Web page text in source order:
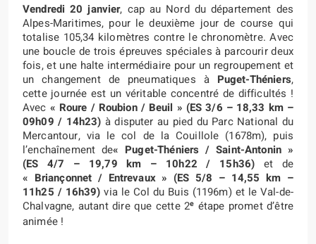
Vendredi 20 janvier, cap au Nord du département des
Alpes-Maritimes, pour le deuxième jour de course qui
totalise 105,34 kilomètres contre le chronomètre. Avec
une boucle de trois épreuves spéciales à parcourir deux
fois, et une halte intermédiaire pour un regroupement et
un changement de pneumatiques à Puget-Théniers,
cette journée est un véritable concentré de difficultés !
Avec « Roure / Roubion / Beuil » (ES 3/6 – 18,33 km –
09h09 / 14h23) à disputer au pied du Parc National du
Mercantour, via le col de la Couillole (1678m), puis
l’enchaînement de« Puget-Théniers / Saint-Antonin »
(ES 4/7 – 19,79 km – 10h22 / 15h36) et de
« Briançonnet / Entrevaux» (ES 5/8 – 14,55 km –
11h25 / 16h39) via le Col du Buis (1196m) et le Val-de-
Chalvagne, autant dire que cette 2e étape promet d’être
animée !